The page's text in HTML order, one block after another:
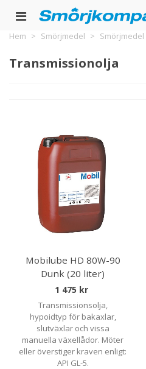
Hem > Smörjmedel > Smörjmedel
Transmissionolja
Mobilube HD 80W-90
Dunk (20 liter)
1 475 kr
Transmissionsolja,
hypoidtyp för bakaxlar,
slutväxlar och vissa
manuella växellådor. Möter
eller överstiger kraven enligt:
API GL-5.